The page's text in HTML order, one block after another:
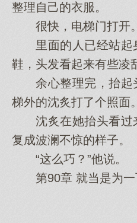
整理自己的衣服。
很快，电梯门打开。
里面的人已经站起
鞋，头发看起来有些凌
余心整理完，抬起
梯外的沈炙打了个照面。
沈炙在她抬头看过
复成波澜不惊的样子。
“这么巧？”他说。
第90章 就当是为一